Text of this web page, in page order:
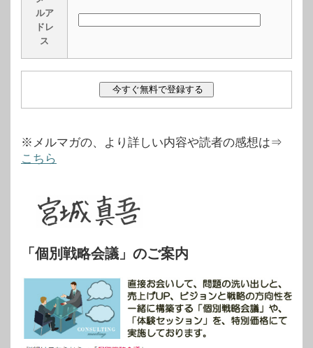
ルア
ドレ
ス
※メルマガの、より詳しい内容や読者の感想は⇒
こちら
「個別戦略会議」のご案内